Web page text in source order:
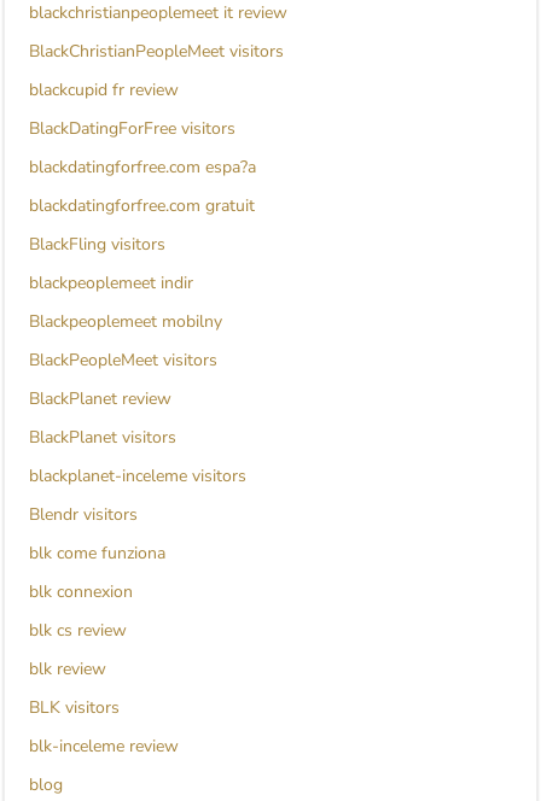
blackchristianpeoplemeet it review
BlackChristianPeopleMeet visitors
blackcupid fr review
BlackDatingForFree visitors
blackdatingforfree.com espa?a
blackdatingforfree.com gratuit
BlackFling visitors
blackpeoplemeet indir
Blackpeoplemeet mobilny
BlackPeopleMeet visitors
BlackPlanet review
BlackPlanet visitors
blackplanet-inceleme visitors
Blendr visitors
blk come funziona
blk connexion
blk cs review
blk review
BLK visitors
blk-inceleme review
blog